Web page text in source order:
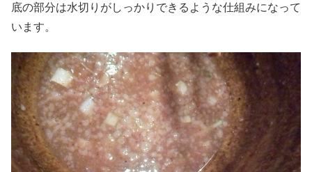
底の部分は水切りがしっかりできるような仕組みになって
います。